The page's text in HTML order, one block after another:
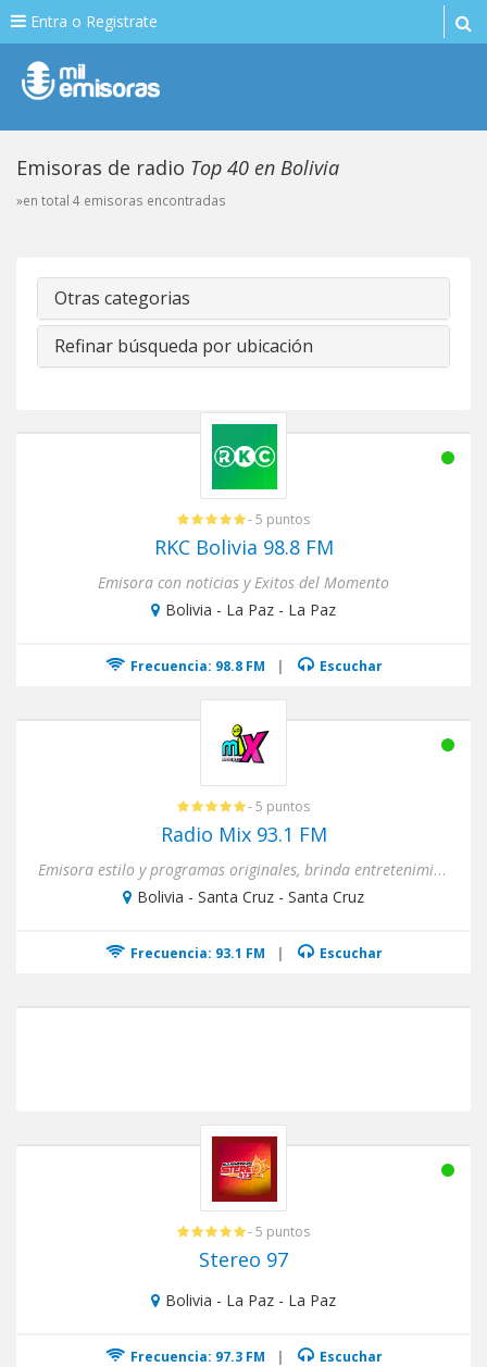
Entra o Registrate
Emisoras de radio Top 40 en Bolivia
»en total 4 emisoras encontradas
Otras categorias
Refinar búsqueda por ubicación
- 5 puntos
RKC Bolivia 98.8 FM
Emisora con noticias y Exitos del Momento
Bolivia - La Paz - La Paz
Frecuencia: 98.8 FM | Escuchar
- 5 puntos
Radio Mix 93.1 FM
Emisora estilo y programas originales, brinda entretenimiento, información y noticias, sus contenidos ofrecen suceso...
Bolivia - Santa Cruz - Santa Cruz
Frecuencia: 93.1 FM | Escuchar
- 5 puntos
Stereo 97
Bolivia - La Paz - La Paz
Frecuencia: 97.3 FM | Escuchar